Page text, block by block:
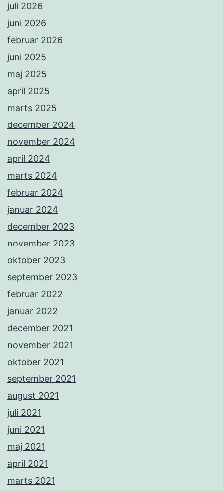
juli 2026
juni 2026
februar 2026
juni 2025
maj 2025
april 2025
marts 2025
december 2024
november 2024
april 2024
marts 2024
februar 2024
januar 2024
december 2023
november 2023
oktober 2023
september 2023
februar 2022
januar 2022
december 2021
november 2021
oktober 2021
september 2021
august 2021
juli 2021
juni 2021
maj 2021
april 2021
marts 2021